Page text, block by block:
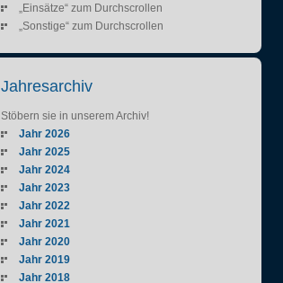
„Einsätze“ zum Durchscrollen
„Sonstige“ zum Durchscrollen
Jahresarchiv
Stöbern sie in unserem Archiv!
Jahr 2026
Jahr 2025
Jahr 2024
Jahr 2023
Jahr 2022
Jahr 2021
Jahr 2020
Jahr 2019
Jahr 2018